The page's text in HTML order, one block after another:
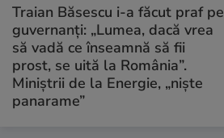
Traian Băsescu i-a făcut praf pe
guvernanți: „Lumea, dacă vrea
să vadă ce înseamnă să fii
prost, se uită la România”.
Miniștrii de la Energie, „niște
panarame”